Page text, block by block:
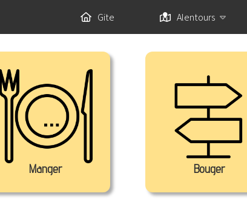
Gite Alentours
Manger Bouger